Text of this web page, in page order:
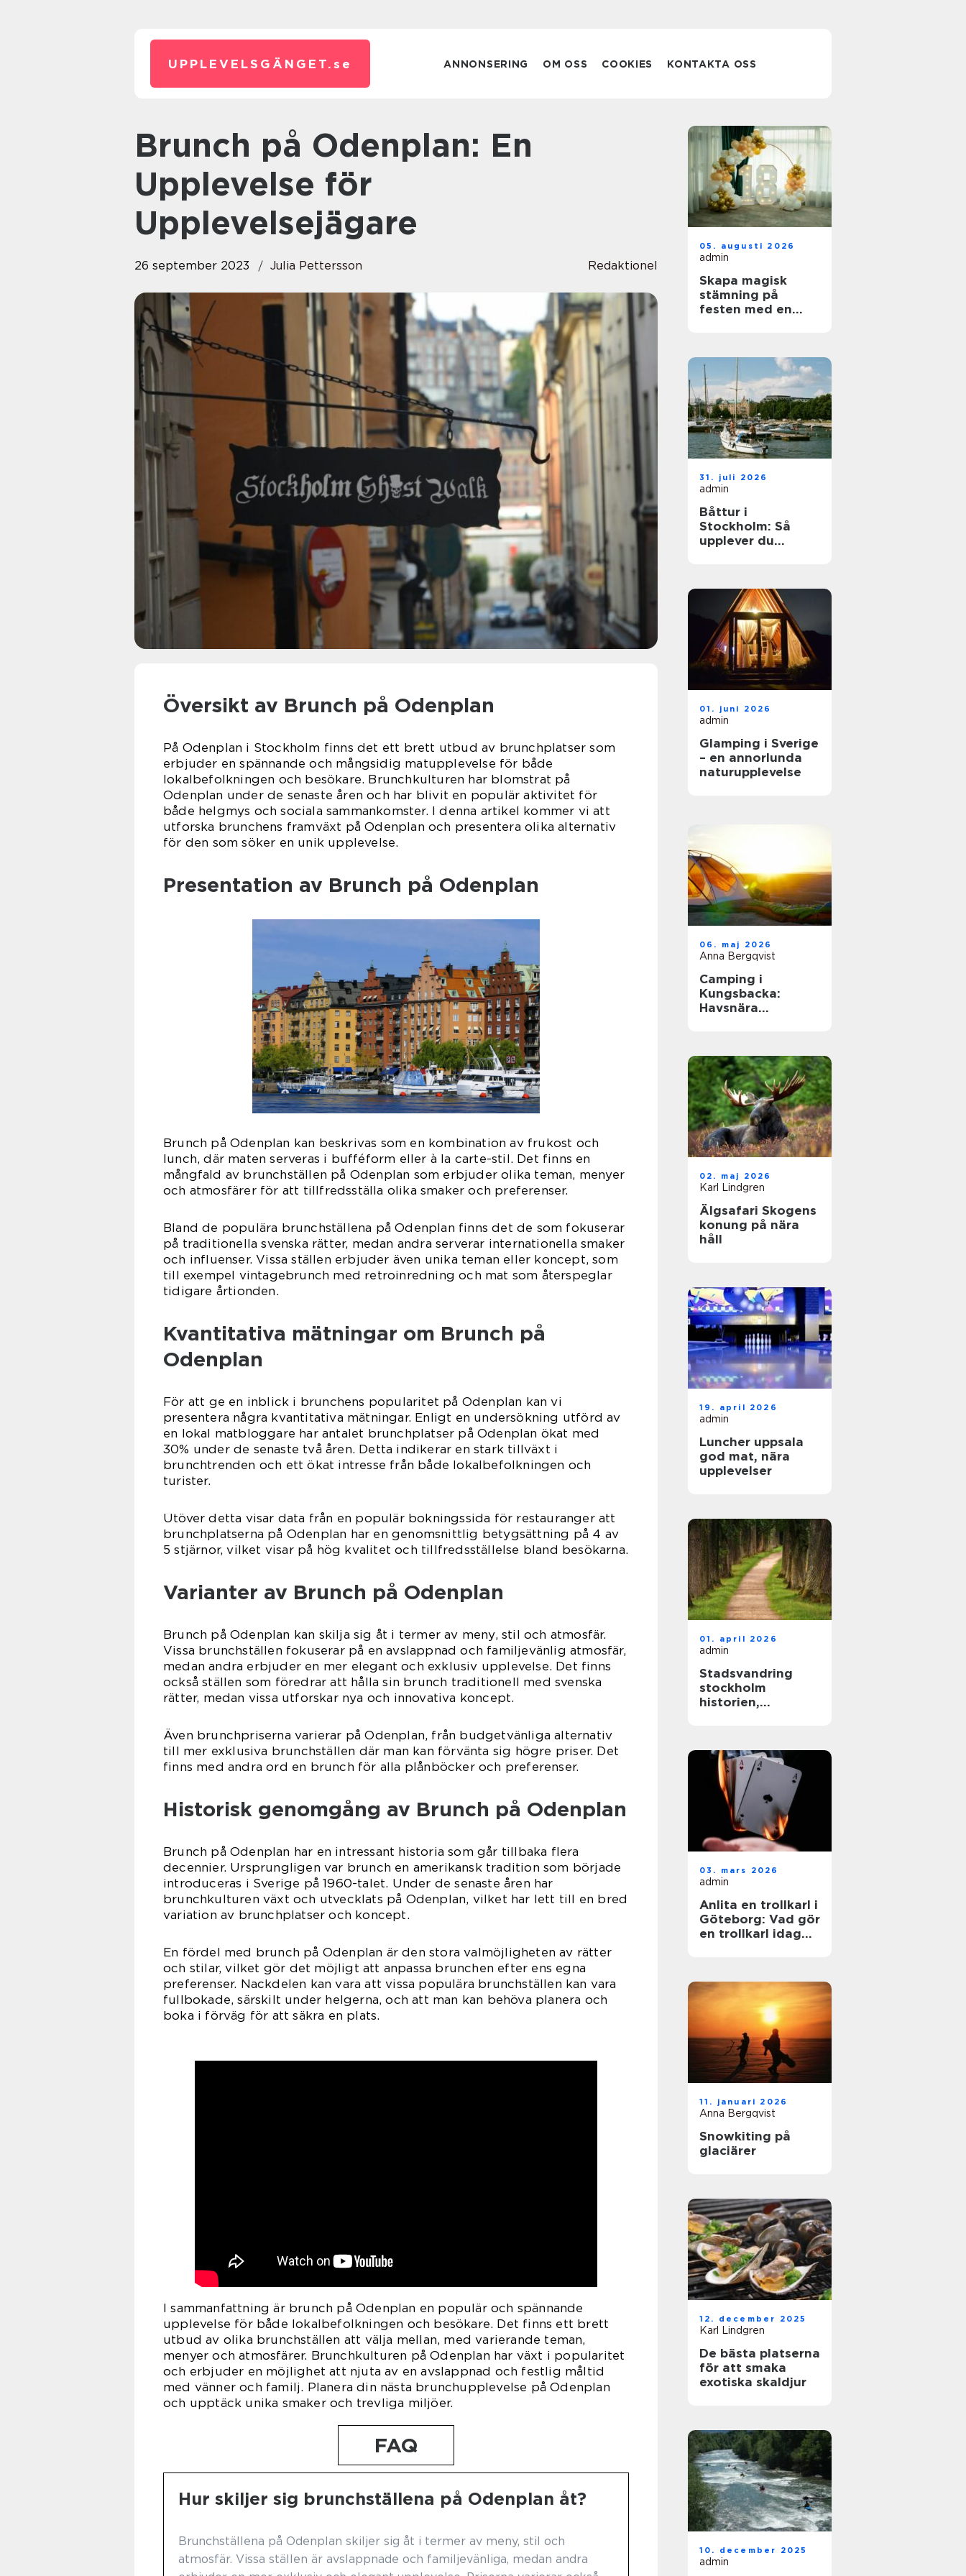
UPPLEVELSGÄNGET. se ANNONSERING OM OSS COOKIES KONTAKTA OSS
Brunch på Odenplan: En
Upplevelse för
Upplevelsejägare
26 september 2023 Julia Pettersson Redaktionel
Översikt av Brunch på Odenplan
På Odenplan i Stockholm finns det ett brett utbud av brunchplatser som
erbjuder en spännande och mångsidig matupplevelse för både
lokalbefolkningen och besökare. Brunchkulturen har blomstrat på
Odenplan under de senaste åren och har blivit en populär aktivitet för
både helgmys och sociala sammankomster. I denna artikel kommer vi att
utforska brunchens framväxt på Odenplan och presentera olika alternativ
för den som söker en unik upplevelse.
Presentation av Brunch på Odenplan
Brunch på Odenplan kan beskrivas som en kombination av frukost och
lunch, där maten serveras i bufféform eller à la carte-stil. Det finns en
mångfald av brunchställen på Odenplan som erbjuder olika teman, menyer
och atmosfärer för att tillfredsställa olika smaker och preferenser.
Bland de populära brunchställena på Odenplan finns det de som fokuserar
på traditionella svenska rätter, medan andra serverar internationella smaker
och influenser. Vissa ställen erbjuder även unika teman eller koncept, som
till exempel vintagebrunch med retroinredning och mat som återspeglar
tidigare årtionden.
Kvantitativa mätningar om Brunch på
Odenplan
För att ge en inblick i brunchens popularitet på Odenplan kan vi
presentera några kvantitativa mätningar. Enligt en undersökning utförd av
en lokal matbloggare har antalet brunchplatser på Odenplan ökat med
30% under de senaste två åren. Detta indikerar en stark tillväxt i
brunchtrenden och ett ökat intresse från både lokalbefolkningen och
turister.
Utöver detta visar data från en populär bokningssida för restauranger att
brunchplatserna på Odenplan har en genomsnittlig betygsättning på 4 av
5 stjärnor, vilket visar på hög kvalitet och tillfredsställelse bland besökarna.
Varianter av Brunch på Odenplan
Brunch på Odenplan kan skilja sig åt i termer av meny, stil och atmosfär.
Vissa brunchställen fokuserar på en avslappnad och familjevänlig atmosfär,
medan andra erbjuder en mer elegant och exklusiv upplevelse. Det finns
också ställen som föredrar att hålla sin brunch traditionell med svenska
rätter, medan vissa utforskar nya och innovativa koncept.
Även brunchpriserna varierar på Odenplan, från budgetvänliga alternativ
till mer exklusiva brunchställen där man kan förvänta sig högre priser. Det
finns med andra ord en brunch för alla plånböcker och preferenser.
Historisk genomgång av Brunch på Odenplan
Brunch på Odenplan har en intressant historia som går tillbaka flera
decennier. Ursprungligen var brunch en amerikansk tradition som började
introduceras i Sverige på 1960-talet. Under de senaste åren har
brunchkulturen växt och utvecklats på Odenplan, vilket har lett till en bred
variation av brunchplatser och koncept.
En fördel med brunch på Odenplan är den stora valmöjligheten av rätter
och stilar, vilket gör det möjligt att anpassa brunchen efter ens egna
preferenser. Nackdelen kan vara att vissa populära brunchställen kan vara
fullbokade, särskilt under helgerna, och att man kan behöva planera och
boka i förväg för att säkra en plats.
I sammanfattning är brunch på Odenplan en populär och spännande
upplevelse för både lokalbefolkningen och besökare. Det finns ett brett
utbud av olika brunchställen att välja mellan, med varierande teman,
menyer och atmosfärer. Brunchkulturen på Odenplan har växt i popularitet
och erbjuder en möjlighet att njuta av en avslappnad och festlig måltid
med vänner och familj. Planera din nästa brunchupplevelse på Odenplan
och upptäck unika smaker och trevliga miljöer.
FAQ
Hur skiljer sig brunchställena på Odenplan åt?
Brunchställena på Odenplan skiljer sig åt i termer av meny, stil och
atmosfär. Vissa ställen är avslappnade och familjevänliga, medan andra
05. augusti 2026
admin
Skapa magisk
stämning på
festen med en
31. juli 2026
admin
Båttur i
Stockholm: Så
upplever du
01. juni 2026
admin
Glamping i Sverige
– en annorlunda
naturupplevelse
06. maj 2026
Anna Bergqvist
Camping i
Kungsbacka:
Havsnära
02. maj 2026
Karl Lindgren
Älgsafari Skogens
konung på nära
håll
19. april 2026
admin
Luncher uppsala
god mat, nära
upplevelser
01. april 2026
admin
Stadsvandring
stockholm
historien,
03. mars 2026
admin
Anlita en trollkarl i
Göteborg: Vad gör
en trollkarl idag
11. januari 2026
Anna Bergqvist
Snowkiting på
glaciärer
12. december 2025
Karl Lindgren
De bästa platserna
för att smaka
exotiska skaldjur
10. december 2025
admin